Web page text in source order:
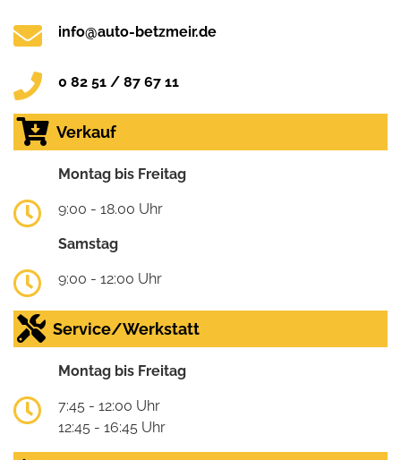
info@auto-betzmeir.de
0 82 51 / 87 67 11
Verkauf
Montag bis Freitag
9:00 - 18.00 Uhr
Samstag
9:00 - 12:00 Uhr
Service/Werkstatt
Montag bis Freitag
7:45 - 12:00 Uhr
12:45 - 16:45 Uhr